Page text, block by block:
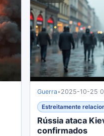
Guerra•2025-10-25
Estreitamente
Rússia ataca
confirmados